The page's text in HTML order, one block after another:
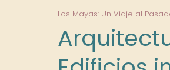
Los Mayas: Un Viaje al